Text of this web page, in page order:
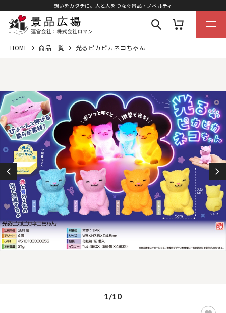
想いをカタチに。人と人をつなぐ景品・ノベルティ
HOME 商品一覧 光るピカピカネコちゃん
1/10